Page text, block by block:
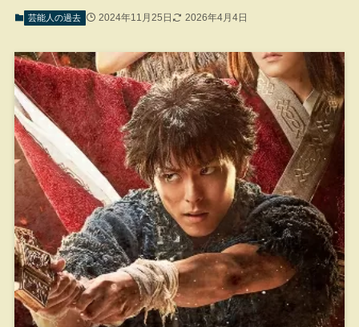
芸能人の過去 2024年11月25日 2026年4月4日